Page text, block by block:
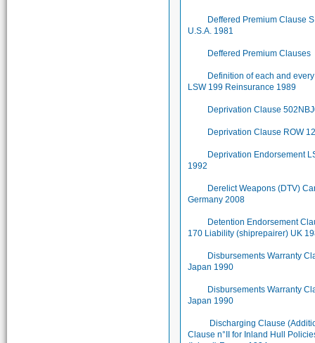
Deffered Premium Clause
U.S.A. 1981
Deffered Premium Clauses
Definition of each and
LSW 199 Reinsurance 1989
Deprivation Clause
Deprivation Clause ROW
Deprivation Endorsement
1992
Derelict Weapons (DTV)
Germany 2008
Detention Endorsement
170 Liability (shiprepairer) UK
Disbursements Warranty
Japan 1990
Disbursements Warranty
Japan 1990
Discharging Clause
Clause n°II for Inland Hull